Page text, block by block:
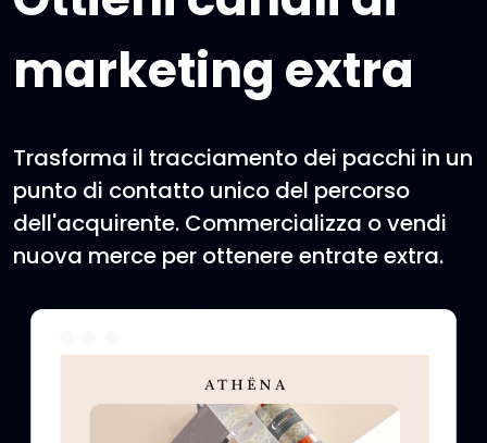
marketing extra
Trasforma il tracciamento dei pacchi in un
punto di contatto unico del percorso
dell'acquirente. Commercializza o vendi
nuova merce per ottenere entrate extra.